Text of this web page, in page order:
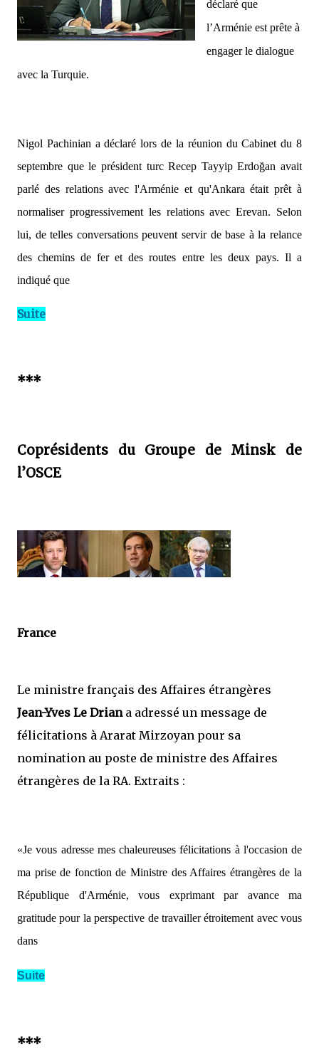
déclaré que
l’Arménie est prête à
engager le dialogue
avec la Turquie.
Nigol Pachinian a déclaré lors de la réunion du Cabinet du 8
septembre que le président turc Recep Tayyip Erdoğan avait
parlé des relations avec l'Arménie et qu'Ankara était prêt à
normaliser progressivement les relations avec Erevan. Selon
lui, de telles conversations peuvent servir de base à la relance
des chemins de fer et des routes entre les deux pays. Il a
indiqué que
Suite
***
Coprésidents du Groupe de Minsk de
l’OSCE
France
Le ministre français des Affaires étrangères
Jean-Yves Le Driana adressé un message de
félicitations à Ararat Mirzoyan pour sa
nomination au poste de ministre des Affaires
étrangères de la RA. Extraits :
«Je vous adresse mes chaleureuses félicitations à l'occasion de
ma prise de fonction de Ministre des Affaires étrangères de la
République d'Arménie, vous exprimant par avance ma
gratitude pour la perspective de travailler étroitement avec vous
dans
Suite
***